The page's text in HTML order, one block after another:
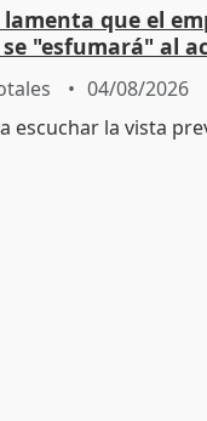
que el
"esfumará" al
04/08/2026